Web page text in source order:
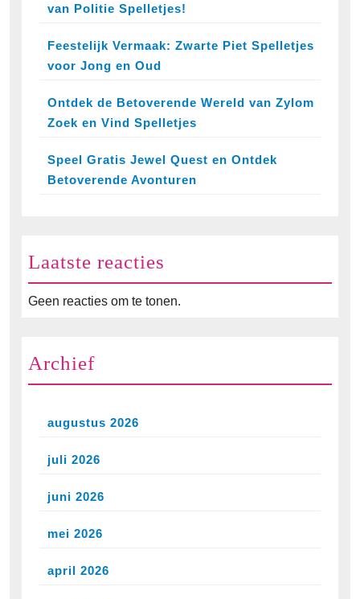
van Politie Spelletjes!
Feestelijk Vermaak: Zwarte Piet Spelletjes
voor Jong en Oud
Ontdek de Betoverende Wereld van Zylom
Zoek en Vind Spelletjes
Speel Gratis Jewel Quest en Ontdek
Betoverende Avonturen
Laatste reacties
Geen reacties om te tonen.
Archief
augustus 2026
juli 2026
juni 2026
mei 2026
april 2026